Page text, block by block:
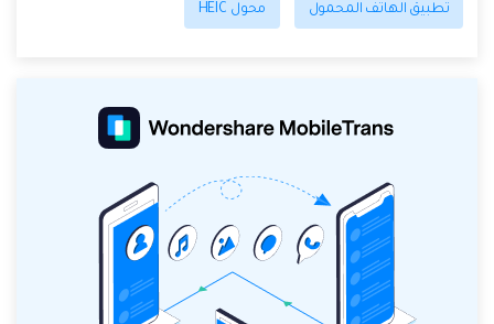
تطبيق الهاتف المحمول محول HEIC